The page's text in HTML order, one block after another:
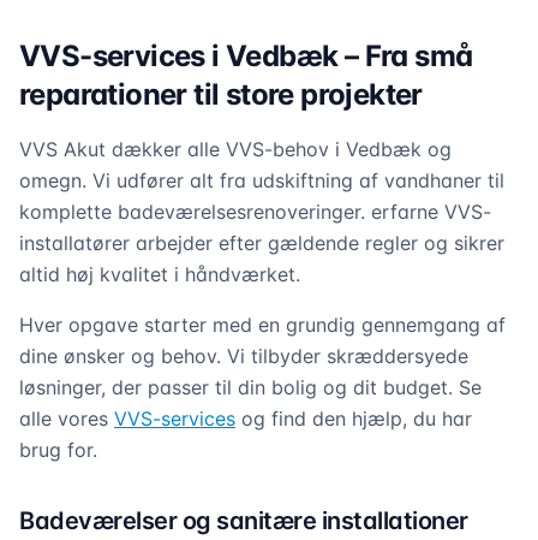
VVS-services i Vedbæk – Fra små
reparationer til store projekter
VVS Akut dækker alle VVS-behov i Vedbæk og
omegn. Vi udfører alt fra udskiftning af vandhaner til
komplette badeværelsesrenoveringer. erfarne VVS-
installatører arbejder efter gældende regler og sikrer
altid høj kvalitet i håndværket.
Hver opgave starter med en grundig gennemgang af
dine ønsker og behov. Vi tilbyder skræddersyede
løsninger, der passer til din bolig og dit budget. Se
alle vores VVS-services og find den hjælp, du har
brug for.
Badeværelser og sanitære installationer